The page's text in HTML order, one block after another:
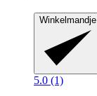
Winkelmandje
5.0 (1)